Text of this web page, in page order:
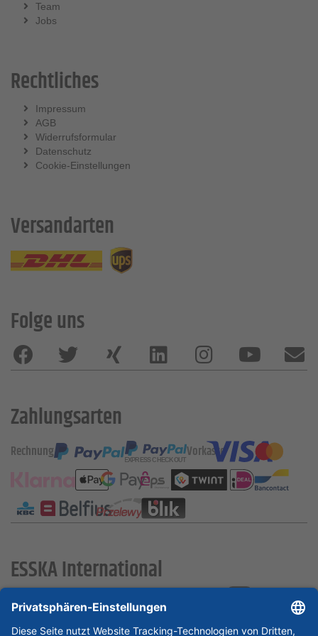
Team
Jobs
Rechtliches
Impressum
AGB
Widerrufsformular
Datenschutz
Cookie-Einstellungen
Versandarten
Folge uns
Zahlungsarten
Rechnung Vorkasse
ESSKA International